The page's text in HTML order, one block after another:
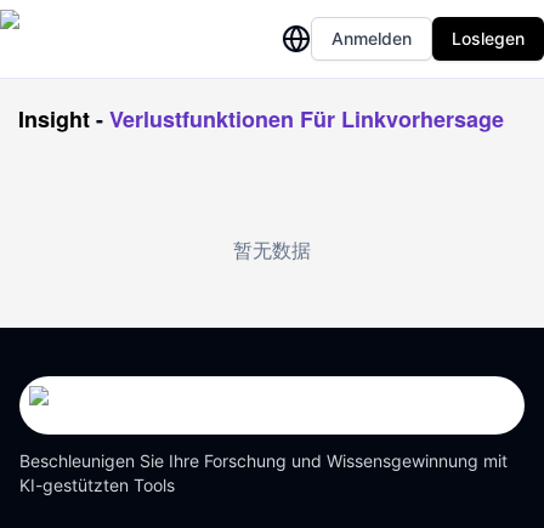
Anmelden Loslegen
Insight-Verlustfunktionen Für Linkvorhersage
暂无数据
Beschleunigen Sie Ihre Forschung und Wissensgewinnung mit
KI-gestützten Tools